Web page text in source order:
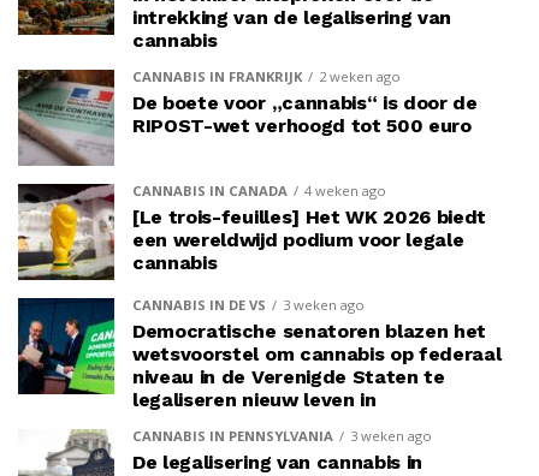
intrekking van de legalisering van
cannabis
CANNABIS IN FRANKRIJK 2 weken ago
De boete voor „cannabis“ is door de
RIPOST-wet verhoogd tot 500 euro
CANNABIS IN CANADA 4 weken ago
[Le trois-feuilles] Het WK 2026 biedt
een wereldwijd podium voor legale
cannabis
CANNABIS IN DE VS 3 weken ago
Democratische senatoren blazen het
wetsvoorstel om cannabis op federaal
niveau in de Verenigde Staten te
legaliseren nieuw leven in
CANNABIS IN PENNSYLVANIA 3 weken ago
De legalisering van cannabis in